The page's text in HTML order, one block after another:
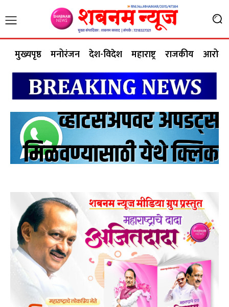
मुख्यपृष्ठ मनोरंजन देश-विदेश महाराष्ट्र राजकीय आरोग्य